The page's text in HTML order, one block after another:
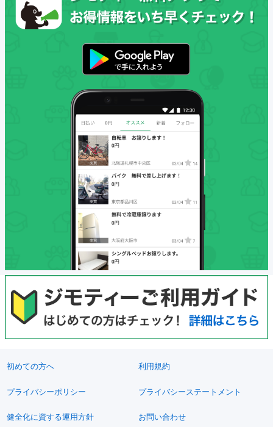
初めての方へ 利用規約
プライバシーポリシー プライバシーステートメント
健全化に資する運用方針 お問い合わせ